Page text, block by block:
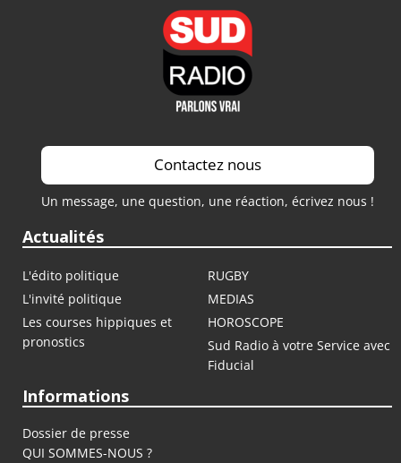
Contactez nous
Un message, une question, une réaction, écrivez nous !
Actualités
L'édito politique
RUGBY
L'invité politique
MEDIAS
Les courses hippiques et
pronostics
HOROSCOPE
Sud Radio à votre Service avec
Fiducial
Informations
Dossier de presse
QUI SOMMES-NOUS ?